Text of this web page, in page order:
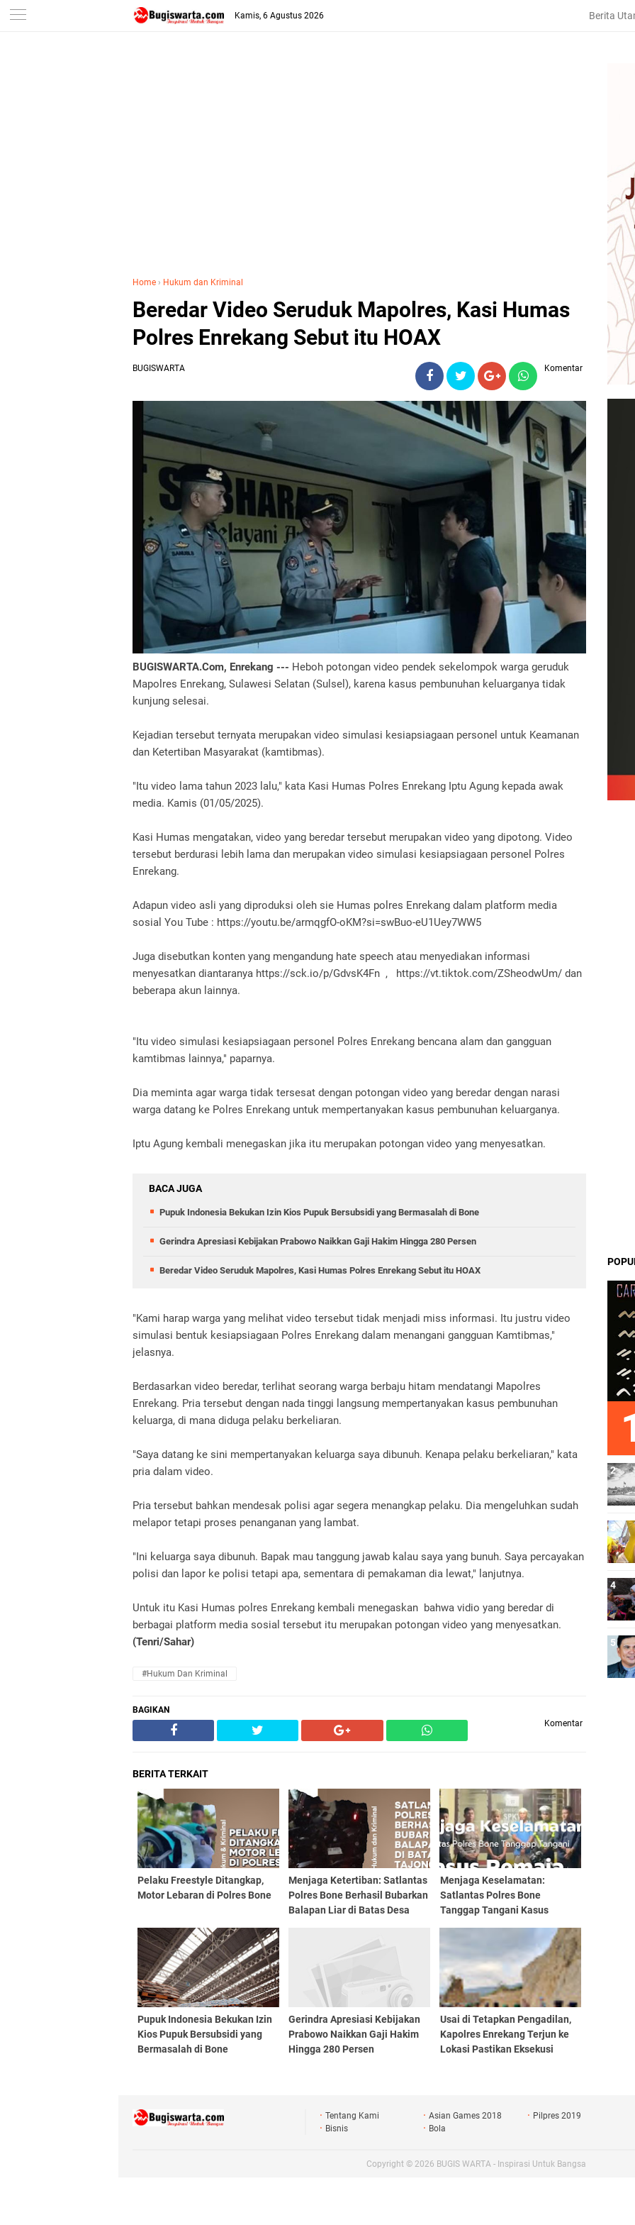
-->
Kamis, 6 Agustus 2026 Berita
Home › Hukum dan Kriminal
Beredar Video Seruduk Mapolres, Kasi Humas
Polres Enrekang Sebut itu HOAX
BUGISWARTA Komentar
BUGISWARTA.Com, Enrekang --- Heboh potongan video pendek sekelompok warga geruduk
Mapolres Enrekang, Sulawesi Selatan (Sulsel), karena kasus pembunuhan keluarganya tidak
kunjung selesai.
Kejadian tersebut ternyata merupakan video simulasi kesiapsiagaan personel untuk Keamanan
dan Ketertiban Masyarakat (kamtibmas).
"Itu video lama tahun 2023 lalu," kata Kasi Humas Polres Enrekang Iptu Agung kepada awak
media. Kamis (01/05/2025).
Kasi Humas mengatakan, video yang beredar tersebut merupakan video yang dipotong. Video
tersebut berdurasi lebih lama dan merupakan video simulasi kesiapsiagaan personel Polres
Enrekang.
Adapun video asli yang diproduksi oleh sie Humas polres Enrekang dalam platform media
sosial You Tube : https://youtu.be/armqgfO-oKM?si=swBuo-eU1Uey7WW5
Juga disebutkan konten yang mengandung hate speech atau menyediakan informasi
menyesatkan diantaranya https://sck.io/p/GdvsK4Fn , https://vt.tiktok.com/ZSheodwUm/ dan
beberapa akun lainnya.
"Itu video simulasi kesiapsiagaan personel Polres Enrekang bencana alam dan gangguan
kamtibmas lainnya," paparnya.
Dia meminta agar warga tidak tersesat dengan potongan video yang beredar dengan narasi
warga datang ke Polres Enrekang untuk mempertanyakan kasus pembunuhan keluarganya.
Iptu Agung kembali menegaskan jika itu merupakan potongan video yang menyesatkan.
BACA JUGA
Pupuk Indonesia Bekukan Izin Kios Pupuk Bersubsidi yang Bermasalah di Bone
Gerindra Apresiasi Kebijakan Prabowo Naikkan Gaji Hakim Hingga 280 Persen
Beredar Video Seruduk Mapolres, Kasi Humas Polres Enrekang Sebut itu HOAX
"Kami harap warga yang melihat video tersebut tidak menjadi miss informasi. Itu justru video
simulasi bentuk kesiapsiagaan Polres Enrekang dalam menangani gangguan Kamtibmas,"
jelasnya.
Berdasarkan video beredar, terlihat seorang warga berbaju hitam mendatangi Mapolres
Enrekang. Pria tersebut dengan nada tinggi langsung mempertanyakan kasus pembunuhan
keluarga, di mana diduga pelaku berkeliaran.
"Saya datang ke sini mempertanyakan keluarga saya dibunuh. Kenapa pelaku berkeliaran," kata
pria dalam video.
Pria tersebut bahkan mendesak polisi agar segera menangkap pelaku. Dia mengeluhkan sudah
melapor tetapi proses penanganan yang lambat.
"Ini keluarga saya dibunuh. Bapak mau tanggung jawab kalau saya yang bunuh. Saya percayakan
polisi dan lapor ke polisi tetapi apa, sementara di pemakaman dia lewat," lanjutnya.
Untuk itu Kasi Humas polres Enrekang kembali menegaskan bahwa vidio yang beredar di
berbagai platform media sosial tersebut itu merupakan potongan video yang menyesatkan.
(Tenri/Sahar)
#Hukum Dan Kriminal
BAGIKAN
Komentar
BERITA TERKAIT
Pelaku Freestyle Ditangkap,
Motor Lebaran di Polres Bone
Menjaga Ketertiban: Satlantas
Polres Bone Berhasil Bubarkan
Balapan Liar di Batas Desa
Menjaga Keselamatan:
Satlantas Polres Bone
Tanggap Tangani Kasus
Pupuk Indonesia Bekukan Izin
Kios Pupuk Bersubsidi yang
Bermasalah di Bone
Gerindra Apresiasi Kebijakan
Prabowo Naikkan Gaji Hakim
Hingga 280 Persen
Usai di Tetapkan Pengadilan,
Kapolres Enrekang Terjun ke
Lokasi Pastikan Eksekusi
Tentang Kami Asian Games 2018
Pilpres 2019
Bisnis
Bola
Copyright © 2026 BUGIS WARTA - Inspirasi Untuk Bangsa